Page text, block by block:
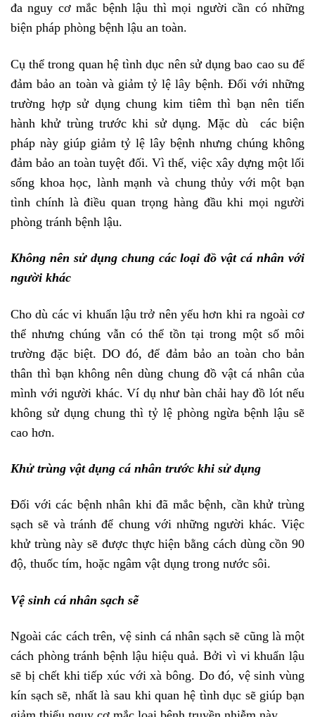
đa nguy cơ mắc bệnh lậu thì mọi người cần có những
biện pháp phòng bệnh lậu an toàn.
Cụ thể trong quan hệ tình dục nên sử dụng bao cao su để
đảm bảo an toàn và giảm tỷ lệ lây bệnh. Đối với những
trường hợp sử dụng chung kim tiêm thì bạn nên tiến
hành khử trùng trước khi sử dụng. Mặc dù các biện
pháp này giúp giảm tỷ lệ lây bệnh nhưng chúng không
đảm bảo an toàn tuyệt đối. Vì thế, việc xây dựng một lối
sống khoa học, lành mạnh và chung thủy với một bạn
tình chính là điều quan trọng hàng đầu khi mọi người
phòng tránh bệnh lậu.
Không nên sử dụng chung các loại đồ vật cá nhân với
người khác
Cho dù các vi khuẩn lậu trở nên yếu hơn khi ra ngoài cơ
thể nhưng chúng vẫn có thể tồn tại trong một số môi
trường đặc biệt. DO đó, để đảm bảo an toàn cho bản
thân thì bạn không nên dùng chung đồ vật cá nhân của
mình với người khác. Ví dụ như bàn chải hay đồ lót nếu
không sử dụng chung thì tỷ lệ phòng ngừa bệnh lậu sẽ
cao hơn.
Khử trùng vật dụng cá nhân trước khi sử dụng
Đối với các bệnh nhân khi đã mắc bệnh, cần khử trùng
sạch sẽ và tránh để chung với những người khác. Việc
khử trùng này sẽ được thực hiện bằng cách dùng cồn 90
độ, thuốc tím, hoặc ngâm vật dụng trong nước sôi.
Vệ sinh cá nhân sạch sẽ
Ngoài các cách trên, vệ sinh cá nhân sạch sẽ cũng là một
cách phòng tránh bệnh lậu hiệu quả. Bởi vì vi khuẩn lậu
sẽ bị chết khi tiếp xúc với xà bông. Do đó, vệ sinh vùng
kín sạch sẽ, nhất là sau khi quan hệ tình dục sẽ giúp bạn